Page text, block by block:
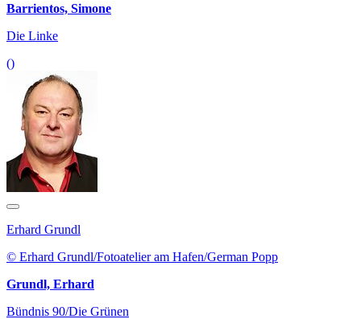
Barrientos, Simone
Die Linke
()
Erhard Grundl
© Erhard Grundl/Fotoatelier am Hafen/German Popp
Grundl, Erhard
Bündnis 90/Die Grünen